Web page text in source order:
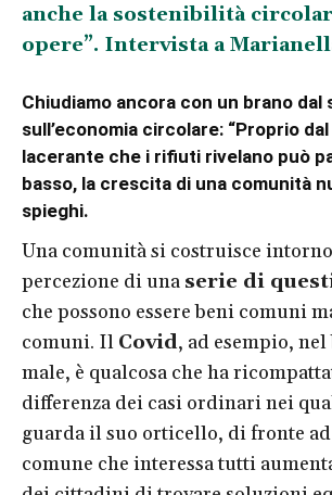
anche la sostenibilità
opere”. Intervista a
Chiudiamo ancora con un brano dal
sull’economia circolare: “Proprio
lacerante che i rifiuti rivelano può
basso, la crescita di una comunità
spieghi.
Una comunità si costruisce
percezione di una serie di
che possono essere beni comuni
comuni. Il Covid, ad esempio, nel
male, è qualcosa che ha
differenza dei casi ordinari nei
guarda il suo orticello, di fronte
comune che interessa tutti